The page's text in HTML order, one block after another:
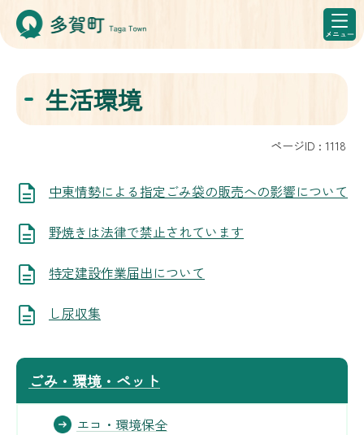
生活環境
ページID : 1118
中東情勢による指定ごみ袋の販売への影響について
野焼きは法律で禁止されています
特定建設作業届出について
し尿収集
ごみ・環境・ペット
エコ・環境保全